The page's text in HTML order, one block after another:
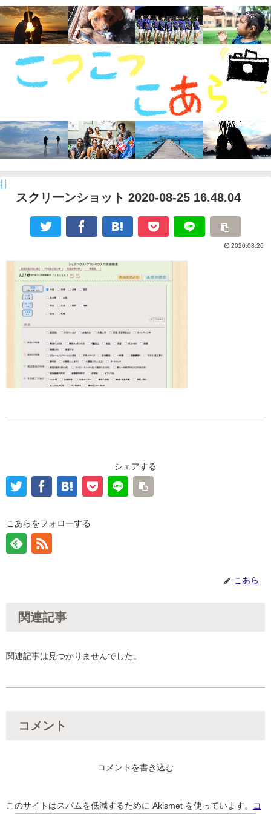
スクリーンショット 2020-08-25 16.48.04
2020.08.26
シェアする
こあらをフォローする
こあら
関連記事
関連記事は見つかりませんでした。
コメント
コメントを書き込む
このサイトはスパムを低減するために Akismet を使っています。 コ